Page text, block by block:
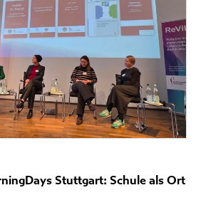
Stuttgart: Schule als Ort